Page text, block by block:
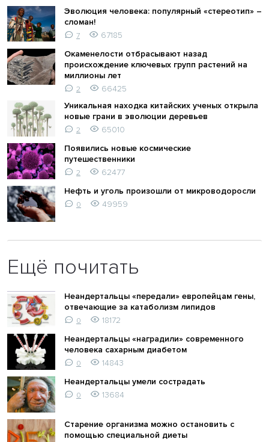
Эволюция человека: популярный «стереотип» –
сломан!
7
67185
Окаменелости отбрасывают назад
происхождение ключевых групп растений на
миллионы лет
2
66425
Уникальная находка китайских ученых открыла
новые грани в эволюции деревьев
2
65010
Появились новые космические
путешественники
2
62477
Нефть и уголь произошли от микроводоросли
0 49959
Ещё почитать
Неандертальцы «передали» европейцам гены,
отвечающие за катаболизм липидов
0
18172
Неандертальцы «наградили» современного
человека сахарным диабетом
0
14843
Неандертальцы умели сострадать
0 13684
Старение организма можно остановить с
помощью специальной диеты